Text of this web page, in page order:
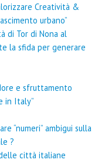
Creatività &
urbano”
di Tor di Nona al
la sfida per generare
e sfruttamento
in Italy”
“numeri” ambigui sulla
?
città italiane